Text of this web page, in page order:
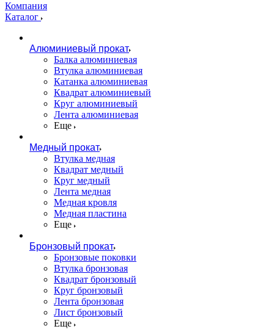
Компания
Каталог
Алюминиевый прокат
Балка алюминиевая
Втулка алюминиевая
Катанка алюминиевая
Квадрат алюминиевый
Круг алюминиевый
Лента алюминиевая
Еще
Медный прокат
Втулка медная
Квадрат медный
Круг медный
Лента медная
Медная кровля
Медная пластина
Еще
Бронзовый прокат
Бронзовые поковки
Втулка бронзовая
Квадрат бронзовый
Круг бронзовый
Лента бронзовая
Лист бронзовый
Еще